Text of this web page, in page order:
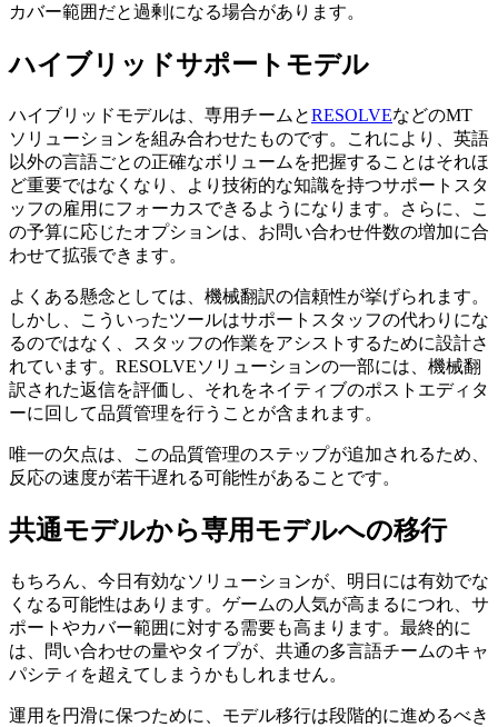
カバー範囲だと過剰になる場合があります。
ハイブリッドサポートモデル
ハイブリッドモデルは、専用チームとRESOLVEなどのMT
ソリューションを組み合わせたものです。これにより、英語
以外の言語ごとの正確なボリュームを把握することはそれほ
ど重要ではなくなり、より技術的な知識を持つサポートスタ
ッフの雇用にフォーカスできるようになります。さらに、こ
の予算に応じたオプションは、お問い合わせ件数の増加に合
わせて拡張できます。
よくある懸念としては、機械翻訳の信頼性が挙げられます。
しかし、こういったツールはサポートスタッフの代わりにな
るのではなく、スタッフの作業をアシストするために設計さ
れています。RESOLVEソリューションの一部には、機械翻
訳された返信を評価し、それをネイティブのポストエディタ
ーに回して品質管理を行うことが含まれます。
唯一の欠点は、この品質管理のステップが追加されるため、
反応の速度が若干遅れる可能性があることです。
共通モデルから専用モデルへの移行
もちろん、今日有効なソリューションが、明日には有効でな
くなる可能性はあります。ゲームの人気が高まるにつれ、サ
ポートやカバー範囲に対する需要も高まります。最終的に
は、問い合わせの量やタイプが、共通の多言語チームのキャ
パシティを超えてしまうかもしれません。
運用を円滑に保つために、モデル移行は段階的に進めるべき